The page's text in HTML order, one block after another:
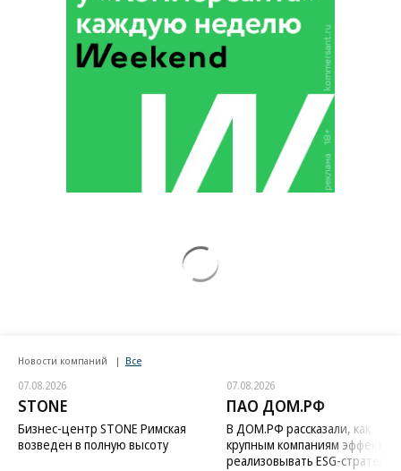
Новости компаний Все
07.08.2026
STONE
Бизнес-центр STONE Римская
возведен в полную высоту
07.08.2026
ПАО ДОМ.РФ
В ДОМ.РФ рассказали, как
крупным компаниям
реализовывать ESG-стратегию